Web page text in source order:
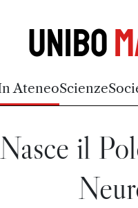
Unibo
AteneoScienze
Nasce il